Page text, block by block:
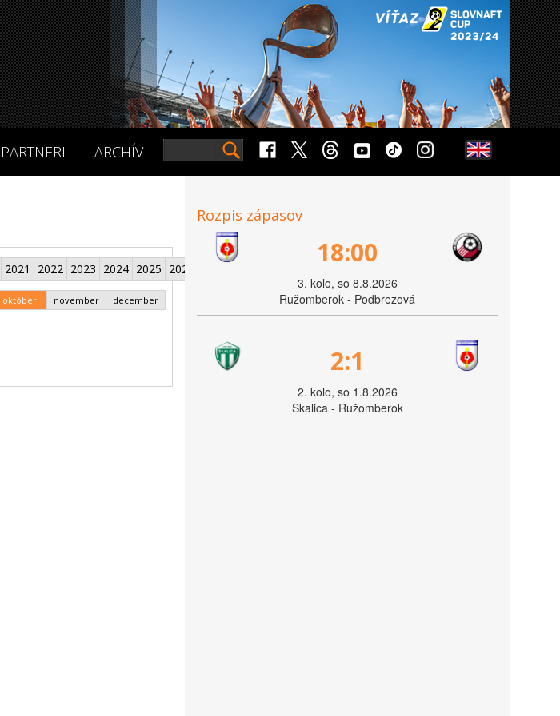
PARTNERI ARCHÍV
2021 2022 2023 2024 2025 2026
október november december
Rozpis zápasov
18:00
3. kolo, so 8.8.2026
Ružomberok - Podbrezová
2:1
2. kolo, so 1.8.2026
Skalica - Ružomberok